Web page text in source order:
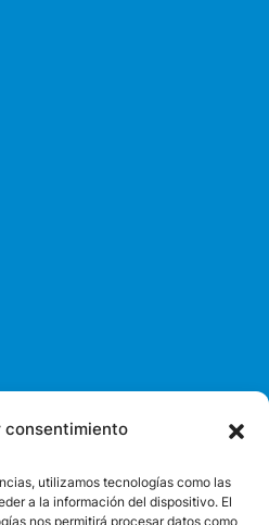
consentimiento
utilizamos tecnologías como las
a la información del dispositivo. El
nos permitirá procesar datos como